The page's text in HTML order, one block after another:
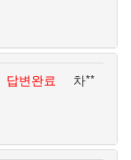
답변완료 차**